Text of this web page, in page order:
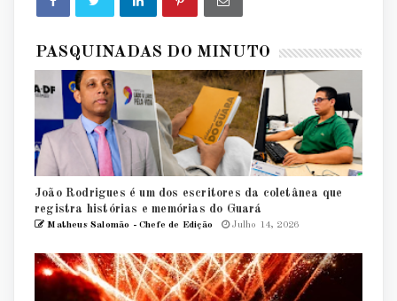
PASQUINADAS DO MINUTO
João Rodrigues é um dos escritores da coletânea que
registra histórias e memórias do Guará
Matheus Salomão - Chefe de Edição Julho 14, 2026